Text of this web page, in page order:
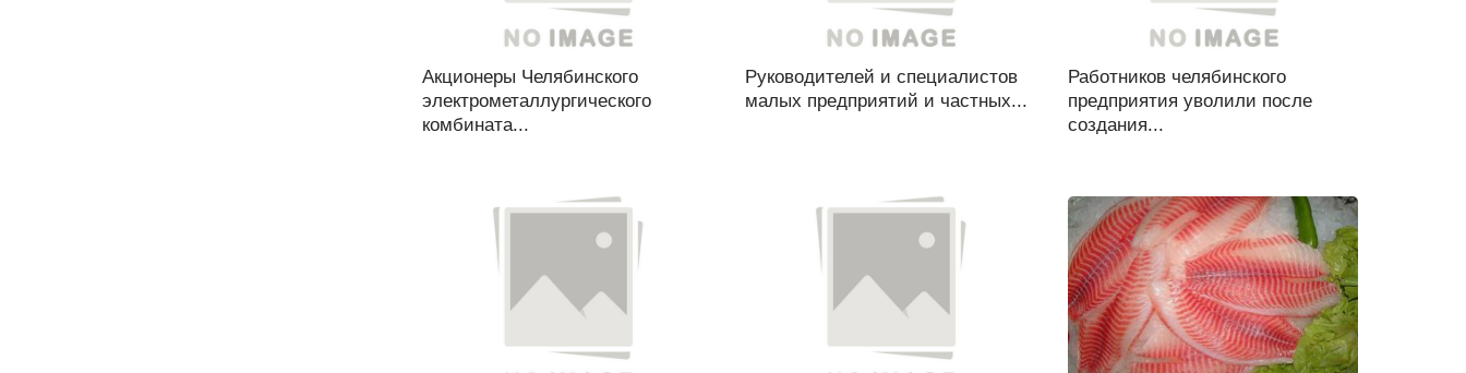
Акционеры Челябинского
электрометаллургического
комбината...
Руководителей и специалистов
малых предприятий и частных...
Работников челябинского
предприятия уволили после
создания...